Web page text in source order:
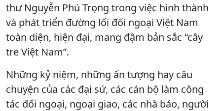
thư Nguyễn Phú Trọng trong việc hình thành
và phát triển đường lối đối ngoại Việt Nam
toàn diện, hiện đại, mang đậm bản sắc “cây
tre Việt Nam”.
Những kỷ niệm, những ấn tượng hay câu
chuyện của các đại sứ, các cán bộ làm công
tác đối ngoại, ngoại giao, các nhà báo, người